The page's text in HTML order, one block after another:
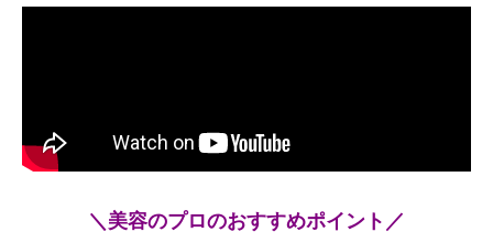
＼美容のプロのおすすめポイント／